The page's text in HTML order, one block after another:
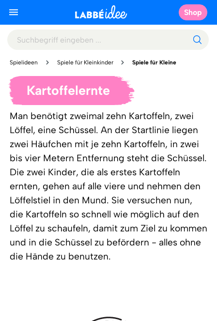
Shop
Spielideen Spiele für Kleinkinder Spiele für Kleine
Kartoffelernte
Man benötigt zweimal zehn Kartoffeln, zwei
Löffel, eine Schüssel. An der Startlinie liegen
zwei Häufchen mit je zehn Kartoffeln, in zwei
bis vier Metern Entfernung steht die Schüssel.
Die zwei Kinder, die als erstes Kartoffeln
ernten, gehen auf alle viere und nehmen den
Löffelstiel in den Mund. Sie versuchen nun,
die Kartoffeln so schnell wie möglich auf den
Löffel zu schaufeln, damit zum Ziel zu kommen
und in die Schüssel zu befördern - alles ohne
die Hände zu benutzen.